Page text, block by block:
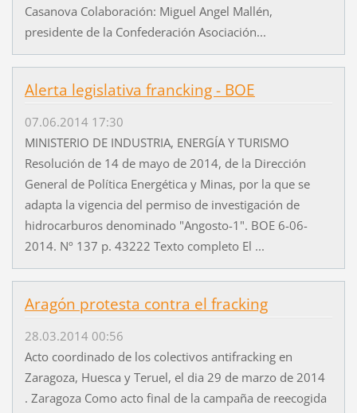
Casanova Colaboración: Miguel Angel Mallén,
presidente de la Confederación Asociación...
Alerta legislativa francking - BOE
07.06.2014 17:30
MINISTERIO DE INDUSTRIA, ENERGÍA Y TURISMO
Resolución de 14 de mayo de 2014, de la Dirección
General de Política Energética y Minas, por la que se
adapta la vigencia del permiso de investigación de
hidrocarburos denominado "Angosto-1". BOE 6-06-
2014. Nº 137 p. 43222 Texto completo El ...
Aragón protesta contra el fracking
28.03.2014 00:56
Acto coordinado de los colectivos antifracking en
Zaragoza, Huesca y Teruel, el dia 29 de marzo de 2014
. Zaragoza Como acto final de la campaña de reecogida